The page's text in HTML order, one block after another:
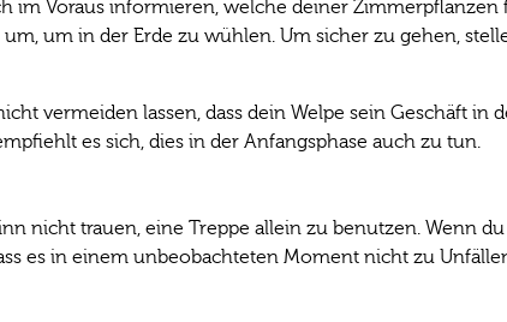
im Voraus informieren, welche deiner
um in der Erde zu wühlen. Um sicher zu gehen,
vermeiden lassen, dass dein Welpe sein Geschäft
es sich, dies in der Anfangsphase auch zu tun.
nicht trauen, eine Treppe allein zu benutzen. Wenn
es in einem unbeobachteten Moment nicht zu